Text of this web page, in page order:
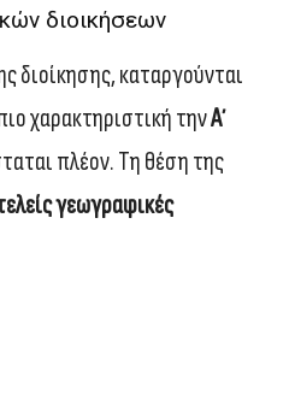
διοικήσεων
διοίκησης, καταργούνται
χαρακτηριστική τηνΑ΄
πλέον. Τη θέση της
γεωγραφικές